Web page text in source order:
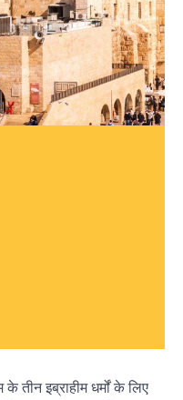
तीन इब्राहीम धर्मों के लिए